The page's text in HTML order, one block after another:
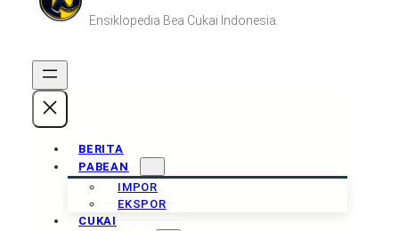
Ensiklopedia Bea Cukai Indonesia.
BERITA
PABEAN
IMPOR
EKSPOR
CUKAI